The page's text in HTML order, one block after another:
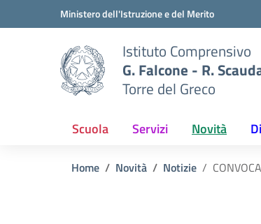
Vai ai contenuti
Vai al menu di navigazioneMinistero dell'Istruzione e del Merito
Istituto Comprensivo
G. Falcone - R.
Torre del Greco
Scuola Servizi Novità
Home Novità Notizie